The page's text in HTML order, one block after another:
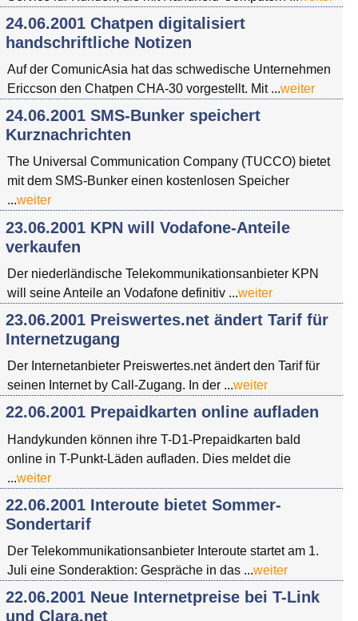
24.06.2001 Chatpen digitalisiert
handschriftliche Notizen
Auf der ComunicAsia hat das schwedische Unternehmen
Ericcson den Chatpen CHA-30 vorgestellt. Mit ...weiter
24.06.2001 SMS-Bunker speichert
Kurznachrichten
The Universal Communication Company (TUCCO) bietet
mit dem SMS-Bunker einen kostenlosen Speicher
...weiter
23.06.2001 KPN will Vodafone-Anteile
verkaufen
Der niederländische Telekommunikationsanbieter KPN
will seine Anteile an Vodafone definitiv ...weiter
23.06.2001 Preiswertes.net ändert Tarif für
Internetzugang
Der Internetanbieter Preiswertes.net ändert den Tarif für
seinen Internet by Call-Zugang. In der ...weiter
22.06.2001 Prepaidkarten online aufladen
Handykunden können ihre T-D1-Prepaidkarten bald
online in T-Punkt-Läden aufladen. Dies meldet die
...weiter
22.06.2001 Interoute bietet Sommer-
Sondertarif
Der Telekommunikationsanbieter Interoute startet am 1.
Juli eine Sonderaktion: Gespräche in das ...weiter
22.06.2001 Neue Internetpreise bei T-Link
und Clara.net